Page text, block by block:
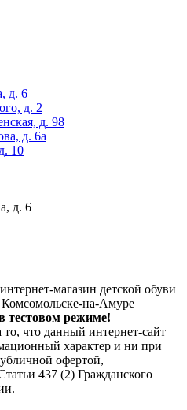
д. 6
д. 2
д. 98
д. 6а
10
д. 6
магазин детской обуви
на-Амуре
тестовом режиме!
что данный интернет-сайт
характер и ни при
офертой,
437 (2) Гражданского